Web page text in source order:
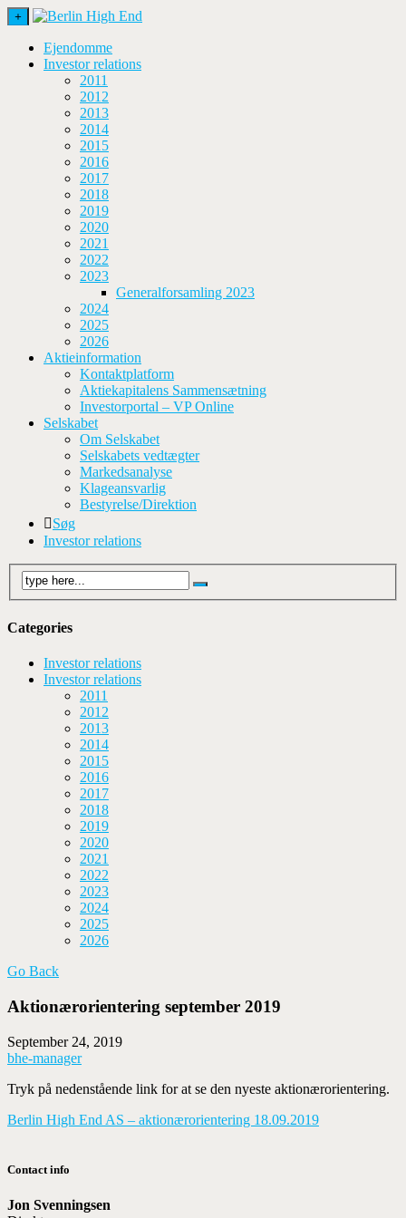
+
Ejendomme
Investor relations
2011
2012
2013
2014
2015
2016
2017
2018
2019
2020
2021
2022
2023
Generalforsamling 2023
2024
2025
2026
Aktieinformation
Kontaktplatform
Aktiekapitalens Sammensætning
Investorportal – VP Online
Selskabet
Om Selskabet
Selskabets vedtægter
Markedsanalyse
Klageansvarlig
Bestyrelse/Direktion
Søg
Investor relations
Categories
Investor relations
Investor relations
2011
2012
2013
2014
2015
2016
2017
2018
2019
2020
2021
2022
2023
2024
2025
2026
Go Back
Aktionærorientering september 2019
September 24, 2019
bhe-manager
Tryk på nedenstående link for at se den nyeste aktionærorientering.
Berlin High End AS – aktionærorientering 18.09.2019
Contact info
Jon Svenningsen